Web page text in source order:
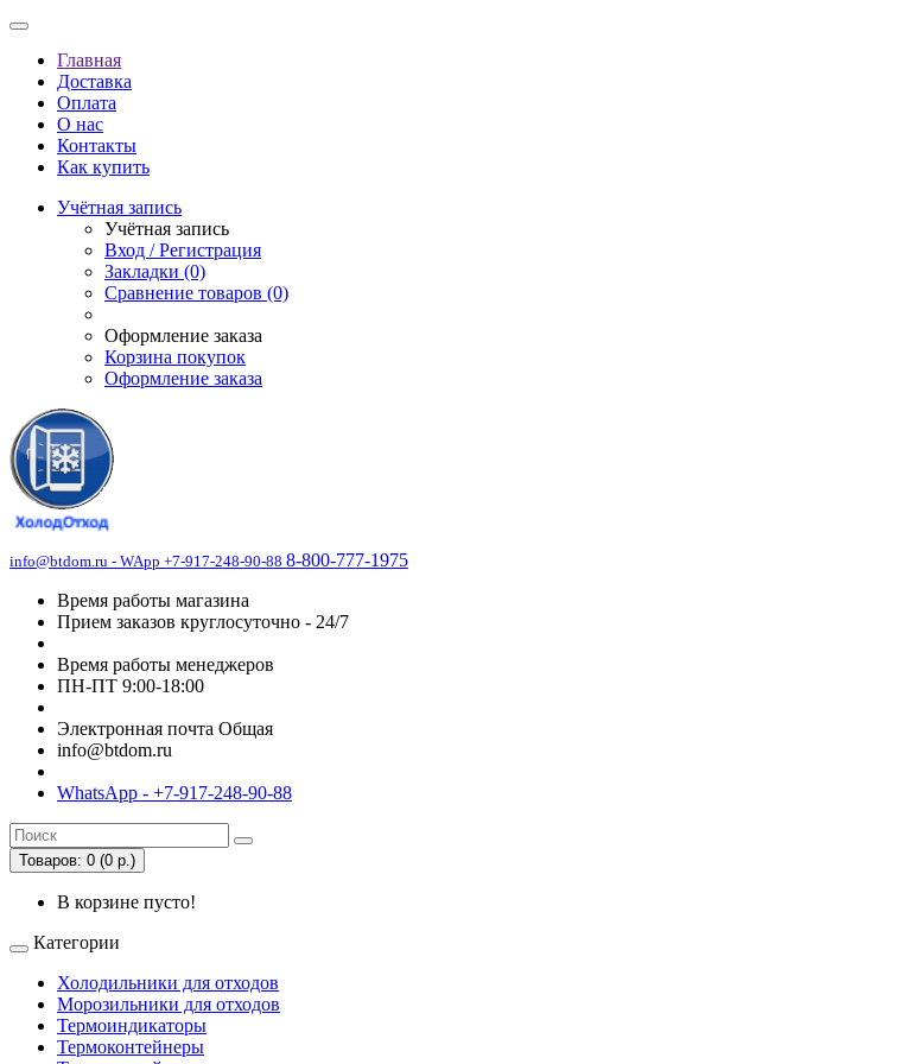
Главная
Доставка
Оплата
О нас
Контакты
Как купить
Учётная запись
Учётная запись
Вход / Регистрация
Закладки (0)
Сравнение товаров (0)
Оформление заказа
Корзина покупок
Оформление заказа
info@btdom.ru - WApp +7-917-248-90-88 8-800-777-1975
Время работы магазина
Прием заказов круглосуточно - 24/7
Время работы менеджеров
ПН-ПТ 9:00-18:00
Электронная почта Общая
info@btdom.ru
WhatsApp - +7-917-248-90-88
Товаров: 0 (0 р.)
В корзине пусто!
Категории
Холодильники для отходов
Морозильники для отходов
Термоиндикаторы
Термоконтейнеры